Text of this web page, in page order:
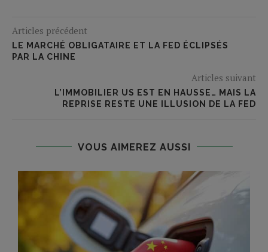
Articles précédent
LE MARCHÉ OBLIGATAIRE ET LA FED ÉCLIPSÉS
PAR LA CHINE
Articles suivant
L’IMMOBILIER US EST EN HAUSSE… MAIS LA
REPRISE RESTE UNE ILLUSION DE LA FED
VOUS AIMEREZ AUSSI